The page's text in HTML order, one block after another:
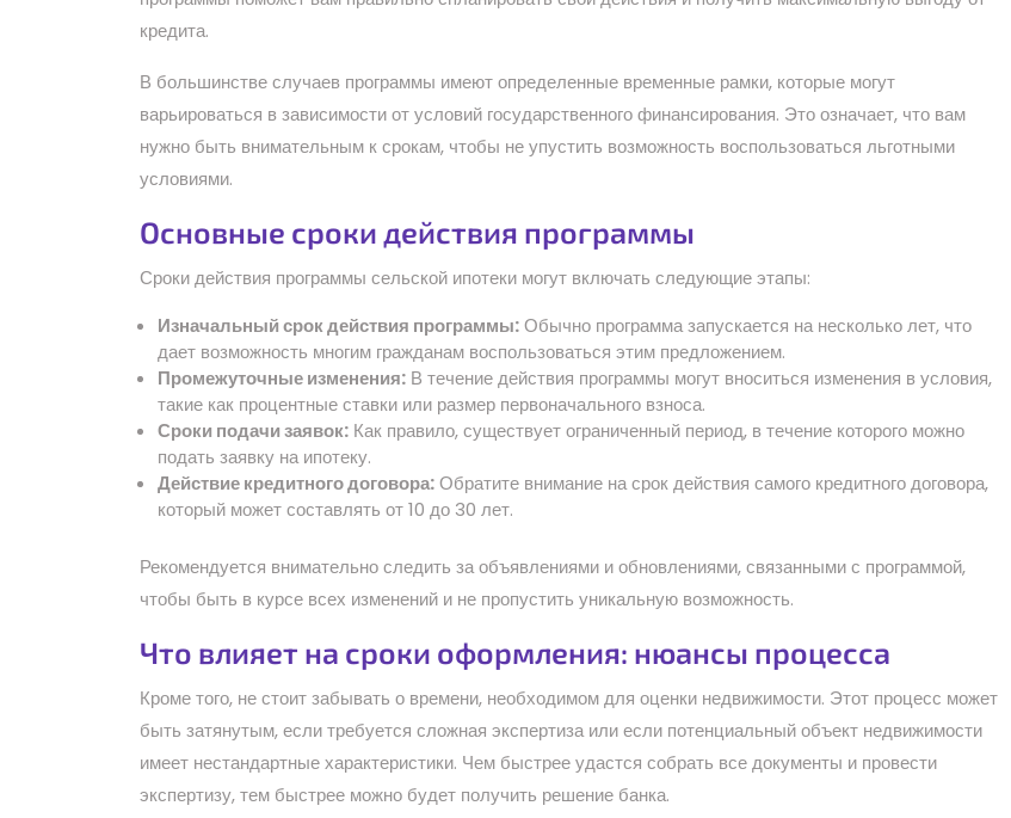
кредита.
В большинстве случаев программы имеют определенные временные рамки, которые могут
варьироваться в зависимости от условий государственного финансирования. Это означает, что вам
нужно быть внимательным к срокам, чтобы не упустить возможность воспользоваться льготными
условиями.
Основные сроки действия программы
Сроки действия программы сельской ипотеки могут включать следующие этапы:
Изначальный срок действия программы:Обычно программа запускается на несколько лет, что
дает возможность многим гражданам воспользоваться этим предложением.
Промежуточные изменения: В течение действия программы могут вноситься изменения в условия,
такие как процентные ставки или размер первоначального взноса.
Сроки подачи заявок: Как правило, существует ограниченный период, в течение которого можно
подать заявку на ипотеку.
Действие кредитного договора:Обратите внимание на срок действия самого кредитного договора,
который может составлять от 10 до 30 лет.
Рекомендуется внимательно следить за объявлениями и обновлениями, связанными с программой,
чтобы быть в курсе всех изменений и не пропустить уникальную возможность.
Что влияет на сроки оформления: нюансы процесса
Кроме того, не стоит забывать о времени, необходимом для оценки недвижимости. Этот процесс может
быть затянутым, если требуется сложная экспертиза или если потенциальный объект недвижимости
имеет нестандартные характеристики. Чем быстрее удастся собрать все документы и провести
экспертизу, тем быстрее можно будет получить решение банка.